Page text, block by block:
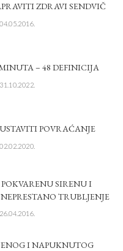
ZDRAVI SENDVIČ
– 48 DEFINICIJA
POVRAĆANJE
SIRENU I
TRUBLJENJE
I NAPUKNUTOG